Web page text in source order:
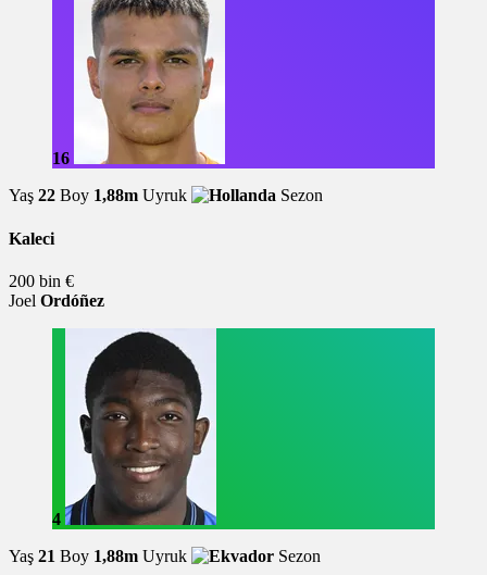
16
Yaş 22 Boy 1,88m Uyruk Sezon
Kaleci
200 bin €
Joel Ordóñez
4
Yaş 21 Boy 1,88m Uyruk Sezon